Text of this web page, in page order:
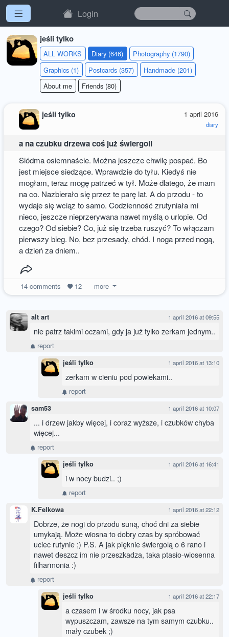
Login
jeśli tylko
ALL WORKS Diary (646)
Photography (1790)
Graphics (1)
Postcards (357)
Handmade (201)
About me
Friends (80)
1 april 2016
diary
jeśli tylko
a na czubku drzewa coś już świergoli
Siódma osiemnaście. Można jeszcze chwilę pospać. Bo
jest miejsce siedzące. Wprawdzie do tyłu. Kiedyś nie
mogłam, teraz mogę patrzeć w tył. Może dlatego, że mam
na co. Nazbierało się przez te parę lat. A do przodu - to
wydaje się wciąz to samo. Codzienność zrutyniała mi
nieco, jeszcze nieprzerywana nawet myślą o urlopie. Od
czego? Od siebie? Co, już się trzeba ruszyć? To włączam
pierwszy bieg. No, bez przesady, chód. I noga przed nogą,
a dzień za dniem..
14comments 12 more
alt art 1 april 2016 at 09:55
nie patrz takimi oczami, gdy ja już tylko zerkam jednym..
report
jeśli tylko 1 april 2016 at 13:10
zerkam w cieniu pod powiekami..
report
sam53 1 april 2016 at 10:07
... i drzew jakby więcej, i coraz wyższe, i czubków chyba
więcej...
report
jeśli tylko 1 april 2016 at 16:41
i w nocy budzi.. ;)
report
K.Felkowa 1 april 2016 at 22:12
Dobrze, że nogi do przodu suną, choć dni za siebie
umykają. Może wiosna to dobry czas by spróbować
uciec rutynie ;) P.S. A jak pięknie świergolą o 6 rano i
nawet deszcz im nie przeszkadza, taka ptasio-wiosenna
filharmonia :)
report
jeśli tylko 1 april 2016 at 22:17
a czasem i w środku nocy, jak psa
wypuszczam, zawsze na tym samym czubku..
mały czubek ;)